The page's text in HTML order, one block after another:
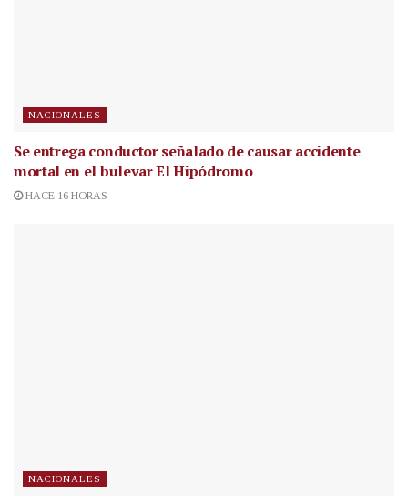
NACIONALES
Se entrega conductor señalado de causar accidente
mortal en el bulevar El Hipódromo
HACE 16 HORAS
NACIONALES